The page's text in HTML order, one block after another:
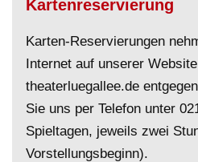
Kartenreservierung
Karten-Reservierungen
Internet auf unserer
theaterluegallee.de
Sie uns per Telefon unter
Spieltagen, jeweils zwei
Vorstellungsbeginn).